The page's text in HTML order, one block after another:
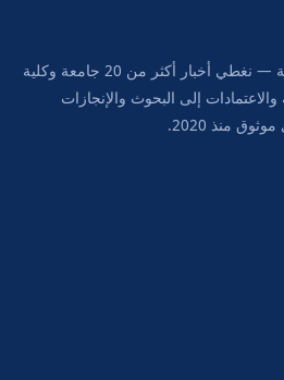
بوابة الأخبار الأكاديمية العراقية — نغطي أخبار أكثر من 20 جامعة وكلية
إلى البحوث والإنجازات
منذ 2020.